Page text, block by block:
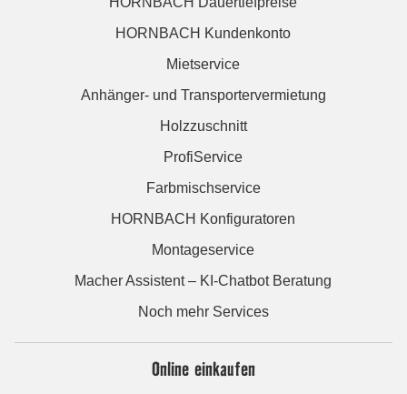
HORNBACH Kundenkonto
Mietservice
Anhänger- und Transportervermietung
Holzzuschnitt
ProfiService
Farbmischservice
HORNBACH Konfiguratoren
Montageservice
Macher Assistent – KI-Chatbot Beratung
Noch mehr Services
Online einkaufen